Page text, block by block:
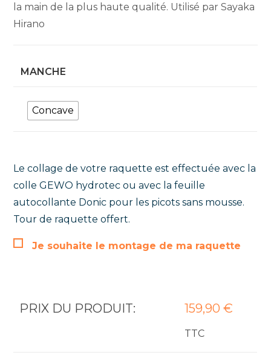
la main de la plus haute qualité. Utilisé par Sayaka
Hirano
MANCHE
Concave
Le collage de votre raquette est effectuée avec la
colle GEWO hydrotec ou avec la feuille
autocollante Donic pour les picots sans mousse.
Tour de raquette offert.
Je souhaite le montage de ma raquette
PRIX DU PRODUIT: 159,90€
TTC